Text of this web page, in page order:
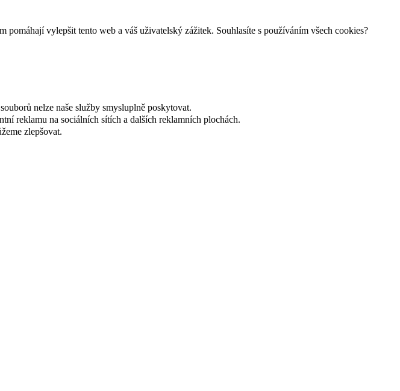
vylepšit tento web a váš uživatelský zážitek. Souhlasíte s používáním všech cookies?
nelze naše služby smysluplně poskytovat.
reklamu na sociálních sítích a dalších reklamních plochách.
zlepšovat.